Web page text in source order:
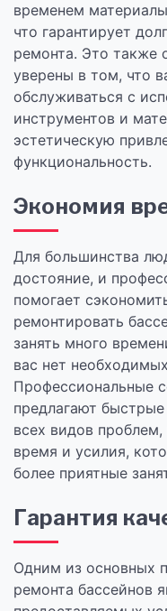
временем
что гарантирует
ремонта. Это также
уверены в том, что
обслуживаться с
инструментов и
эстетическую
функциональность.
Экономия
Для большинства
достояние, и
помогает
ремонтировать
занять много
вас нет
Профессиональные
предлагают
всех видов
время и усилия,
более приятные
Гарантия
Одним из основных
ремонта бассейнов